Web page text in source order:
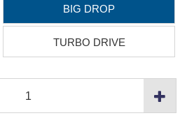
BIG DROP
TURBO DRIVE